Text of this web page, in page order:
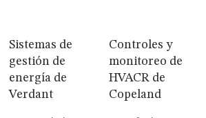
Sistemas de
gestión de
energía de
Verdant
Controles y
monitoreo de
HVACR de
Copeland